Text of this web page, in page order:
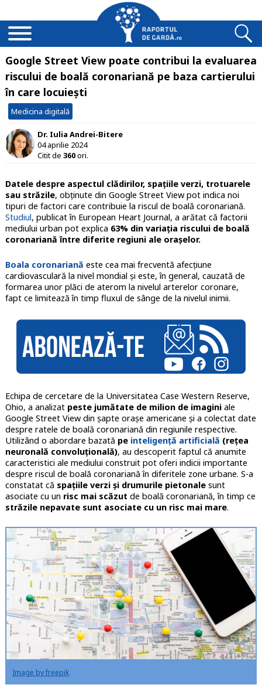
Google Street View poate contribui la evaluarea
riscului de boală coronariană pe baza cartierului
în care locuiești
Medicina digitală
Dr. Iulia Andrei-Bitere
04 aprilie 2024
Citit de 360ori.
Datele despre aspectul clădirilor, spațiile verzi, trotuarele
sau străzile, obținute din Google Street View pot indica noi
tipuri de factori care contribuie la riscul de boală coronariană.
Studiul, publicat în European Heart Journal, a arătat că factorii
mediului urban pot explica 63% din variația riscului de boală
coronariană între diferite regiuni ale orașelor.
Boala coronariană este cea mai frecventă afecțiune
cardiovasculară la nivel mondial și este, în general, cauzată de
formarea unor plăci de aterom la nivelul arterelor coronare,
fapt ce limitează în timp fluxul de sânge de la nivelul inimii.
Echipa de cercetare de la Universitatea Case Western Reserve,
Ohio, a analizat peste jumătate de milion de imaginiale
Google Street View din șapte orașe americane și a colectat date
despre ratele de boală coronariană din regiunile respective.
Utilizând o abordare bazată pe inteligență artificială (rețea
neuronală convoluțională), au descoperit faptul că anumite
caracteristici ale mediului construit pot oferi indicii importante
despre riscul de boală coronariană în diferitele zone urbane. S-a
constatat că spațiile verzi și drumurile pietonalesunt
asociate cu un risc mai scăzut de boală coronariană, în timp ce
străzile nepavate sunt asociate cu un risc mai mare.
Image by freepik